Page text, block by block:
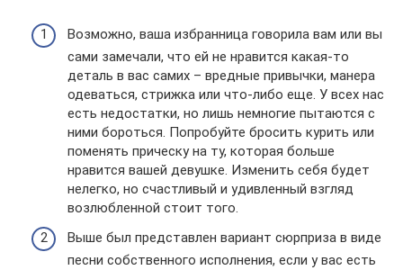
Возможно, ваша избранница говорила вам или вы
сами замечали, что ей не нравится какая-то
деталь в вас самих – вредные привычки, манера
одеваться, стрижка или что-либо еще. У всех нас
есть недостатки, но лишь немногие пытаются с
ними бороться. Попробуйте бросить курить или
поменять прическу на ту, которая больше
нравится вашей девушке. Изменить себя будет
нелегко, но счастливый и удивленный взгляд
возлюбленной стоит того.
Выше был представлен вариант сюрприза в виде
песни собственного исполнения, если у вас есть